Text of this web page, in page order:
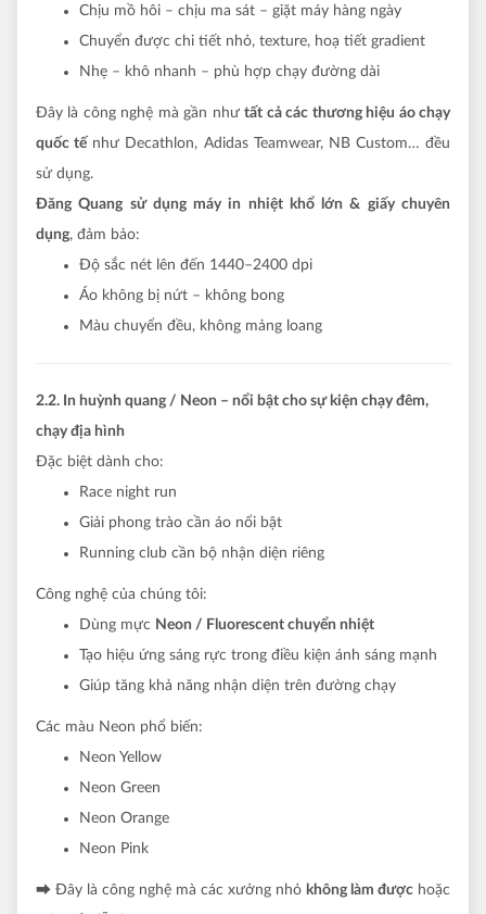
Chịu mồ hôi – chịu ma sát – giặt máy hàng ngày
Chuyển được chi tiết nhỏ, texture, hoạ tiết gradient
Nhẹ – khô nhanh – phù hợp chạy đường dài
Đây là công nghệ mà gần nhưtất cả các thương hiệu áo chạy
quốc tế như Decathlon, Adidas Teamwear, NB Custom… đều
sử dụng.
Đăng Quang sử dụng máy in nhiệt khổ lớn & giấy chuyên
dụng, đảm bảo:
Độ sắc nét lên đến 1440–2400 dpi
Áo không bị nứt – không bong
Màu chuyển đều, không mảng loang
2.2. In huỳnh quang / Neon – nổi bật cho sự kiện chạy đêm,
chạy địa hình
Đặc biệt dành cho:
Race night run
Giải phong trào cần áo nổi bật
Running club cần bộ nhận diện riêng
Công nghệ của chúng tôi:
Dùng mực Neon / Fluorescent chuyển nhiệt
Tạo hiệu ứng sáng rực trong điều kiện ánh sáng mạnh
Giúp tăng khả năng nhận diện trên đường chạy
Các màu Neon phổ biến:
Neon Yellow
Neon Green
Neon Orange
Neon Pink
⮕ Đây là công nghệ mà các xưởng nhỏ không làm được hoặc